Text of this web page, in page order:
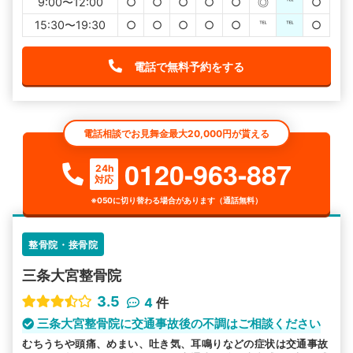
15:30〜19:30
○ ○ ○ ○ ○ ℡ ℡ ○
電話で無料予約をする
電話相談でお見舞金最大20,000円が貰える
24h
対応
0120-963-887
※050に切り替わる場合があります（通話無料）
整骨院・接骨院
三条大宮整骨院
3.5
4 件
三条大宮整骨院に交通事故後の不調はご相談ください
むちうちや頭痛、めまい、吐き気、耳鳴りなどの症状は交通事故